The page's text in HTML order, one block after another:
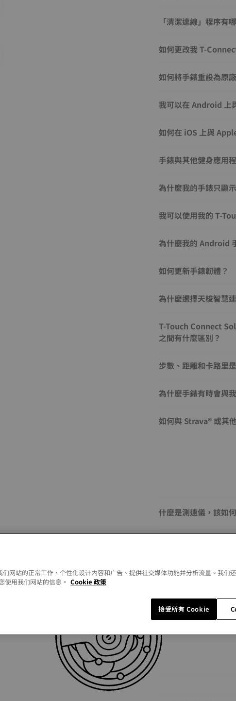
「清潔連線」程序有
如何更改我 T-
如何將手錶重設為原
我可以在 Android 上
如何在 iOS 上與
手錶與其他健身應用
為什麼我的手錶只顯
我可以使用我的 T-
為什麼我的 Android
如何更新手錶韌體？
為什麼選擇天梭智慧
T-Touch Connect
之間有什麼區別？
步數、距離和卡路里
為什麼手錶有時會與
如何與 Strava® 或其
什麼是測速儀，該如
為什麼我腕錶上用於
法應是IV？
网站的正常工作、个性化设计内容和广告、提供社交媒体功能并分析流量。我们
使用我们网站的信息。 Cookie 政策
接受所有 Cookie